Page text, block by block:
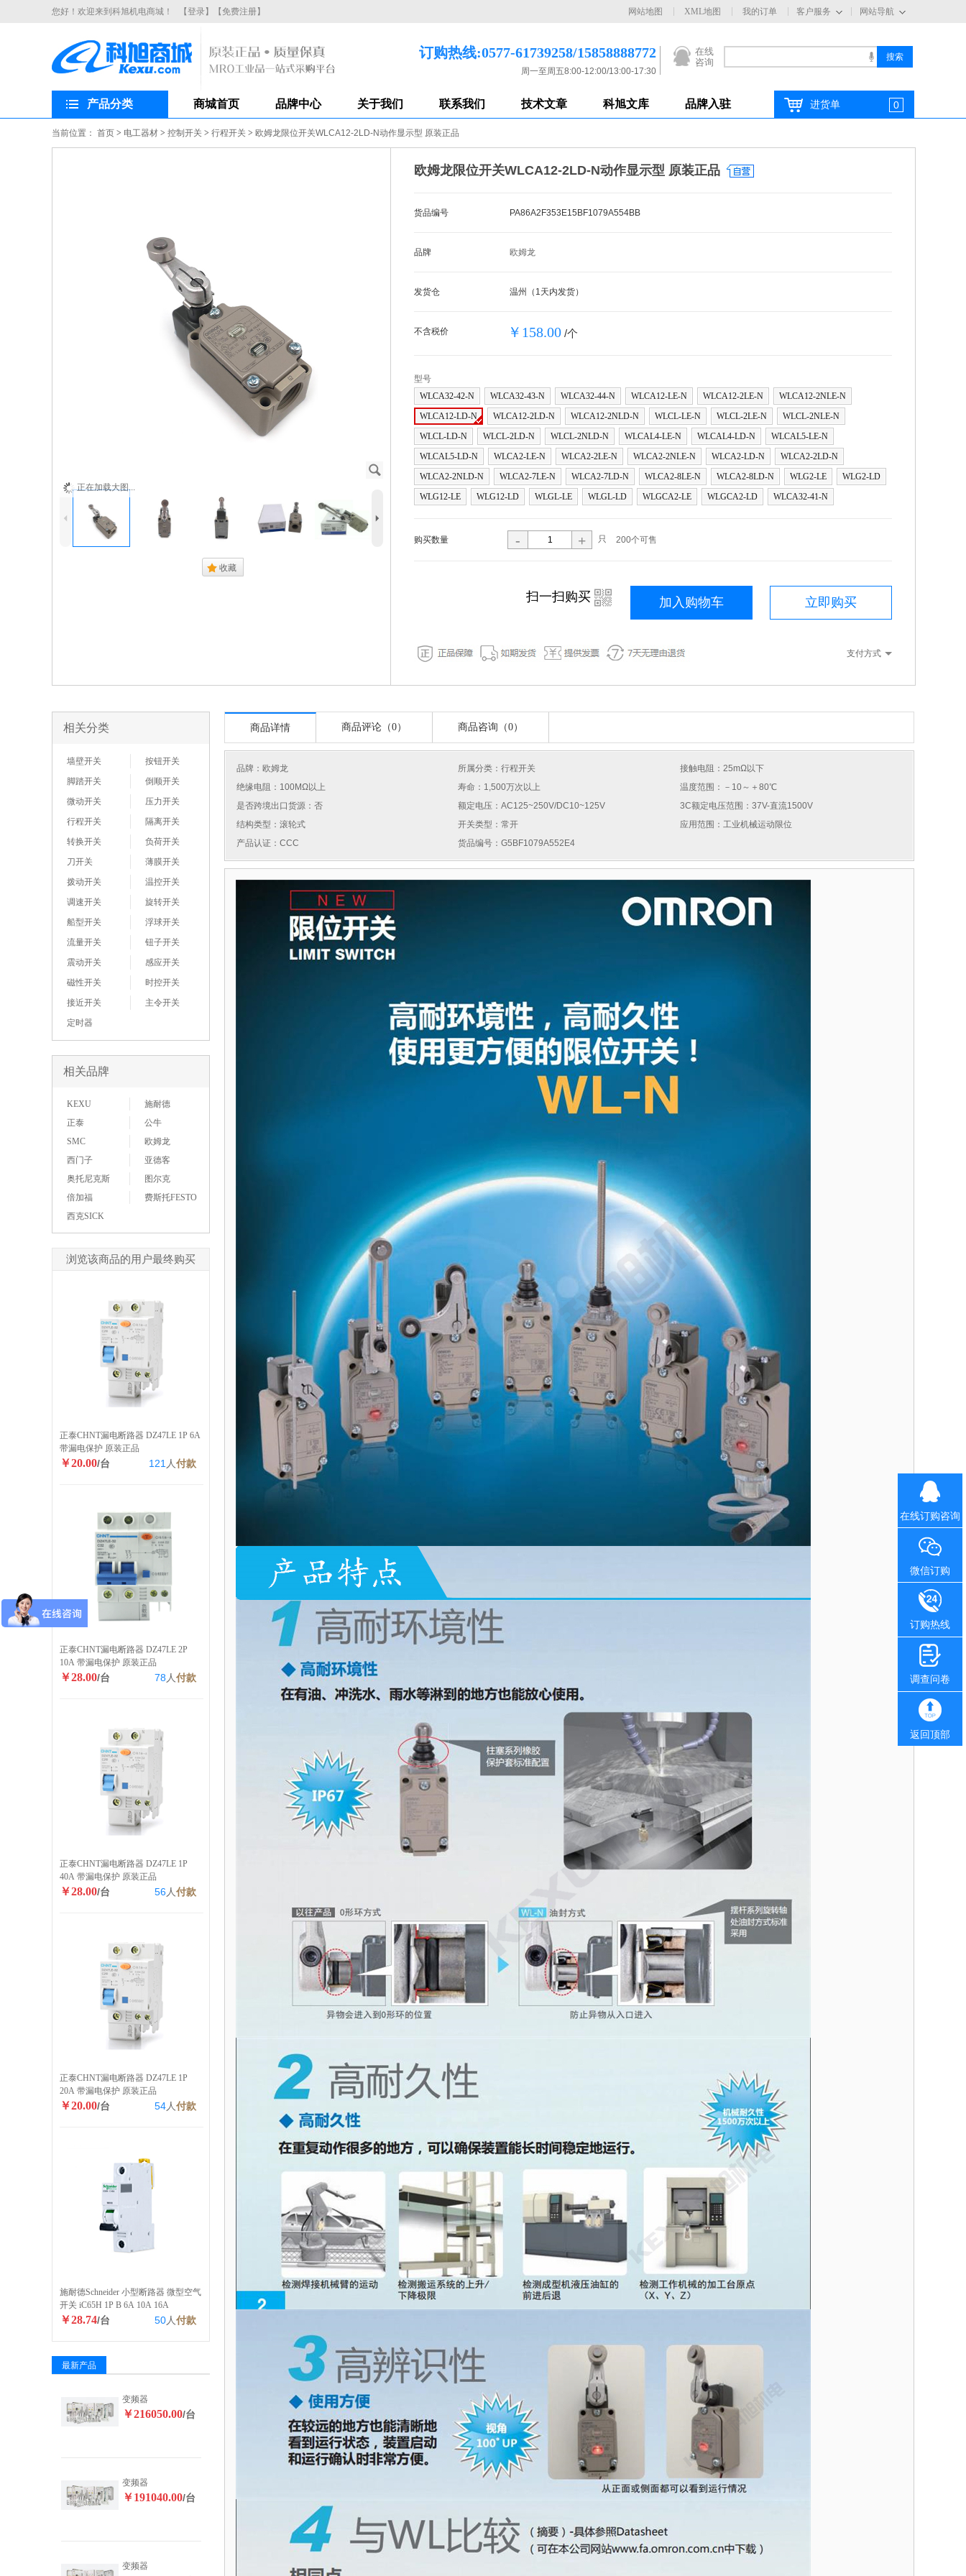
您好！欢迎来到科旭机电商城！ 【登录】 【免费注册】 网站导航
客户服务
网站地图 XML地图 我的订单
在线
咨询
订购热线:0577-61739258/15858888772
周一至周五8:00-12:00/13:00-17:30
产品分类 商城首页 品牌中心 关于我们 联系我们 技术文章 科旭文库 品牌入驻 进货单 0
当前位置： 首页 > 电工器材 > 控制开关 > 行程开关 > 欧姆龙限位开关WLCA12-2LD-N动作显示型 原装正品
J
正在加载大图...
4 5
. 收藏
欧姆龙限位开关WLCA12-2LD-N动作显示型 原装正品
货品编号 PA86A2F353E15BF1079A554BB
品牌 欧姆龙
发货仓 温州（1天内发货）
不含税价 ￥158.00 /个
型号
WLCA32-42-N
WLCA32-43-N WLCA32-44-N WLCA12-LE-N WLCA12-2LE-N
WLCA12-2NLE-N
WLCA12-LD-N
WLCA12-2LD-N WLCA12-2NLD-N WLCL-LE-N WLCL-2LE-N
WLCL-2NLE-N
WLCL-LD-N
WLCL-2LD-N WLCL-2NLD-N WLCAL4-LE-N WLCAL4-LD-N
WLCAL5-LE-N
WLCAL5-LD-N
WLCA2-LE-N WLCA2-2LE-N WLCA2-2NLE-N WLCA2-LD-N
WLCA2-2LD-N
WLCA2-2NLD-N
WLCA2-7LE-N WLCA2-7LD-N WLCA2-8LE-N WLCA2-8LD-N WLG2-LE
WLG2-LD
WLG12-LE
WLG12-LD WLGL-LE WLGL-LD WLGCA2-LE WLGCA2-LD WLCA32-41-N
购买数量 - + 只 200个可售
立即购买
加入购物车
扫一扫购买 i
支付方式
相关分类
墙壁开关
按钮开关
脚踏开关
倒顺开关
微动开关
压力开关
行程开关
隔离开关
转换开关
负荷开关
刀开关
薄膜开关
拨动开关
温控开关
调速开关
旋转开关
船型开关
浮球开关
流量开关
钮子开关
震动开关
感应开关
磁性开关
时控开关
接近开关
主令开关
定时器
相关品牌
KEXU
施耐德
正泰
公牛
SMC
欧姆龙
西门子
亚德客
奥托尼克斯
图尔克
倍加福
费斯托FESTO
西克SICK
浏览该商品的用户最终购买
正泰CHNT漏电断路器 DZ47LE 1P 6A
带漏电保护 原装正品
￥20.00/台 121 人付款
正泰CHNT漏电断路器 DZ47LE 2P
10A 带漏电保护 原装正品
￥28.00/台 78 人付款
正泰CHNT漏电断路器 DZ47LE 1P
40A 带漏电保护 原装正品
￥28.00/台 56人付款
正泰CHNT漏电断路器 DZ47LE 1P
20A 带漏电保护 原装正品
￥20.00/台 54人付款
施耐德Schneider 小型断路器 微型空气
开关 iC65H 1P B 6A 10A 16A
￥28.74/台 50人付款
最新产品
变频器
￥216050.00/台
变频器
￥191040.00/台
变频器
商品详情 商品评论（0） 商品咨询（0）
品牌： 欧姆龙 所属分类：行程开关
接触电阻：25mΩ以下
绝缘电阻：100MΩ以上
寿命：1,500万次以上
温度范围：－10～＋80℃
是否跨境出口货源：否
额定电压：AC125~250V/DC10~125V
3C额定电压范围：37V-直流1500V
结构类型：滚轮式
开关类型：常开
应用范围：工业机械运动限位
产品认证：CCC
货品编号：G5BF1079A552E4
在线订购咨询
微信订购
订购热线
调查问卷
返回顶部